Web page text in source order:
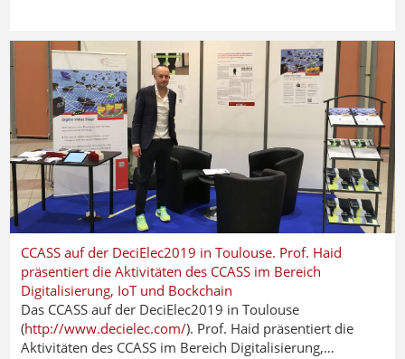
CCASS auf der DeciElec2019 in Toulouse. Prof. Haid
präsentiert die Aktivitäten des CCASS im Bereich
Digitalisierung, IoT und Bockchain
Das CCASS auf der DeciElec2019 in Toulouse
(http://www.decielec.com/). Prof. Haid präsentiert die
Aktivitäten des CCASS im Bereich Digitalisierung,…